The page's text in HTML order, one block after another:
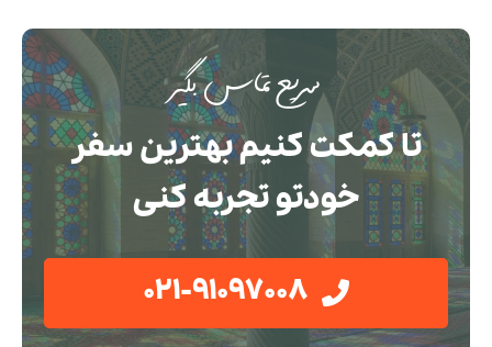
سریع تماس بگیر
تا کمکت کنیم بهترین سفر
خودتو تجربه کنی
021-91097008